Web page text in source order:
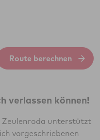
Route berechnen
verlassen können!
Zeulenroda unterstützt
vorgeschriebenen